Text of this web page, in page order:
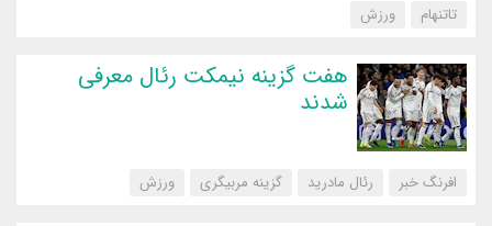
تاتنهام
‌ورزش
هفت گزینه نیمکت رئال معرفی
شدند
افرنگ خبر رئال مادرید گزینه مربیگری ‌ورزش